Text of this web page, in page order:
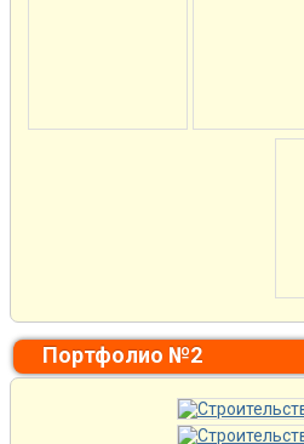
Портфолио №2